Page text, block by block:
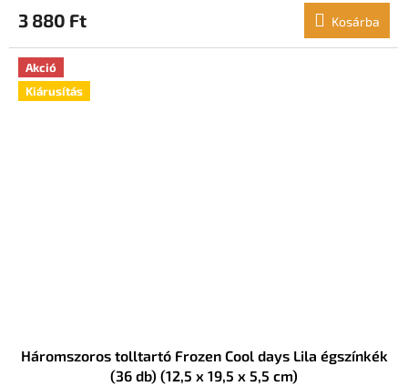
3 880 Ft Kosárba
Akció
Kiárusítás
Háromszoros tolltartó Frozen Cool days Lila égszínkék
(36 db) (12,5 x 19,5 x 5,5 cm)